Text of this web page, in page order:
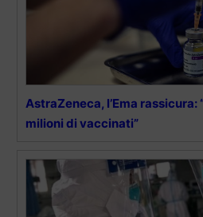
AstraZeneca, l’Ema rassicura:
milioni di vaccinati”